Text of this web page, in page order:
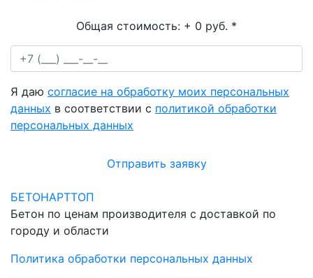
Общая стоимость: + 0 руб. *
Я даю согласие на обработку моих персональных
данных в соответствии с политикой обработки
персональных данных
Отправить заявку
БЕТОНАРТТОП
Бетон по ценам производителя с доставкой по
городу и области
Политика обработки персональных данных